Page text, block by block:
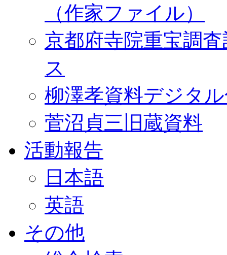
（作家ファイル）
京都府寺院重宝調
ス
柳澤孝資料デジタ
菅沼貞三旧蔵資料
活動報告
日本語
英語
その他